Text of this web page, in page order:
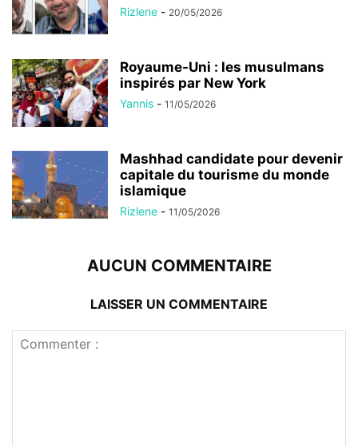
Rizlene - 20/05/2026
Royaume-Uni : les musulmans
inspirés par New York
Yannis - 11/05/2026
Mashhad candidate pour devenir
capitale du tourisme du monde
islamique
Rizlene - 11/05/2026
AUCUN COMMENTAIRE
LAISSER UN COMMENTAIRE